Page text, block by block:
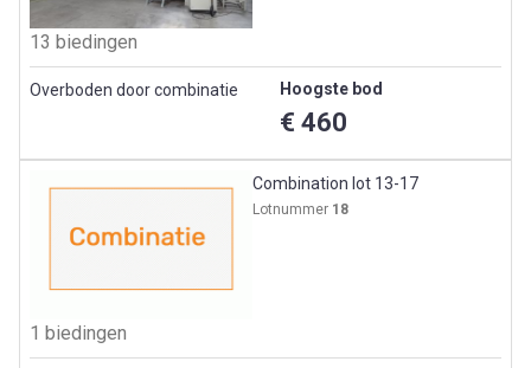
13 biedingen
Overboden door combinatie Hoogste bod
€ 460
Combination lot 13-17
Lotnummer 18
1 biedingen